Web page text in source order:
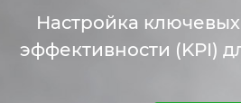
Настройка
эффективности (KPI)